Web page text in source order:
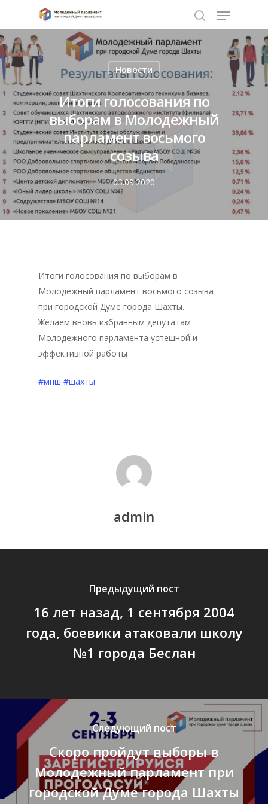
Нажмите Enter для поиска или ESC чтобы
закрыть
Новости
Итоги голосования по
выборам в Молодежный
парламент восьмого
созыва
03.09.2020
Итоги голосования по выборам в
Молодежный парламент восьмого созыва
при городской Думе города Шахты.
Желаем вновь избранным депутатам
Молодежного парламента успешной и
эффективной работы
#мпш #шахты
admin
Предыдущий пост
16 лет назад, 1 сентября 2004
года, боевики атаковали школу
№1 города Беслан
Следующий пост
Cкоро пройдут выборы в
Молодежный парламент при
городской Думе города Шахты